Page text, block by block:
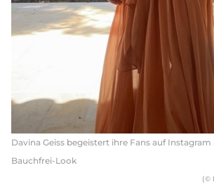
Davina Geiss begeistert ihre Fans auf
Bauchfrei-Look
(©